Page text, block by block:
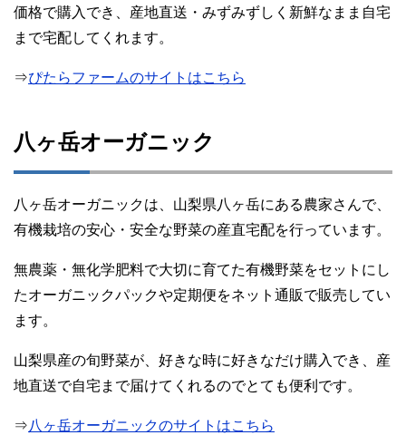
価格で購入でき、産地直送・みずみずしく新鮮なまま自宅
まで宅配してくれます。
⇒ぴたらファームのサイトはこちら
八ヶ岳オーガニック
八ヶ岳オーガニックは、山梨県八ヶ岳にある農家さんで、
有機栽培の安心・安全な野菜の産直宅配を行っています。
無農薬・無化学肥料で大切に育てた有機野菜をセットにし
たオーガニックパックや定期便をネット通販で販売してい
ます。
山梨県産の旬野菜が、好きな時に好きなだけ購入でき、産
地直送で自宅まで届けてくれるのでとても便利です。
⇒八ヶ岳オーガニックのサイトはこちら